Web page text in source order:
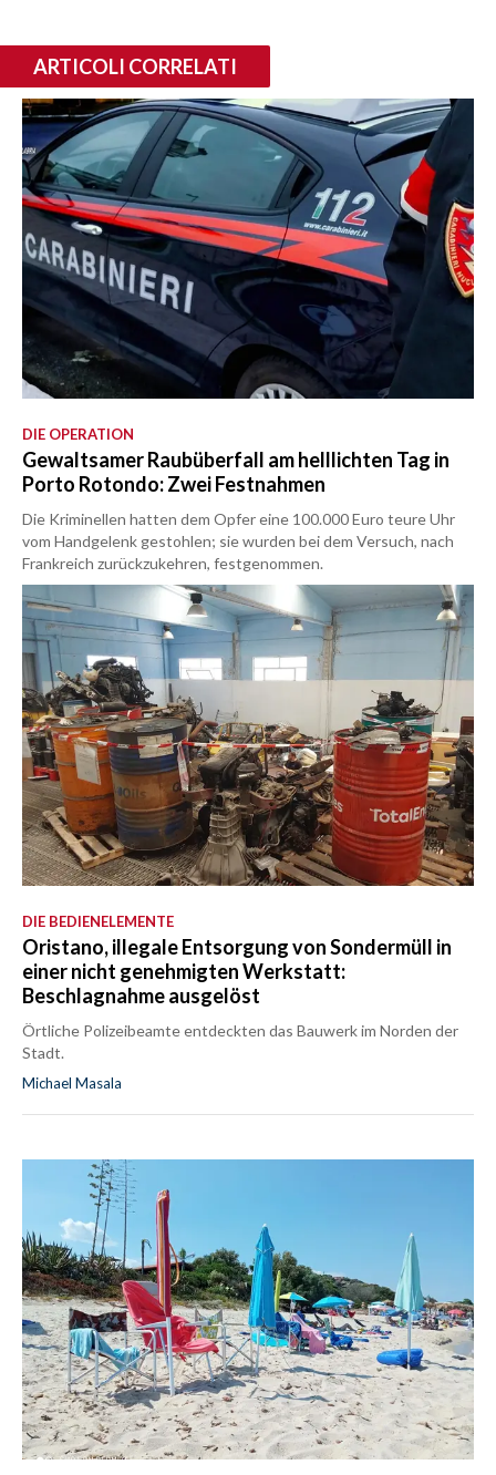
ARTICOLI CORRELATI
DIE OPERATION
Gewaltsamer Raubüberfall am helllichten Tag in
Porto Rotondo: Zwei Festnahmen
Die Kriminellen hatten dem Opfer eine 100.000 Euro teure Uhr
vom Handgelenk gestohlen; sie wurden bei dem Versuch, nach
Frankreich zurückzukehren, festgenommen.
DIE BEDIENELEMENTE
Oristano, illegale Entsorgung von Sondermüll in
einer nicht genehmigten Werkstatt:
Beschlagnahme ausgelöst
Örtliche Polizeibeamte entdeckten das Bauwerk im Norden der
Stadt.
Michael Masala